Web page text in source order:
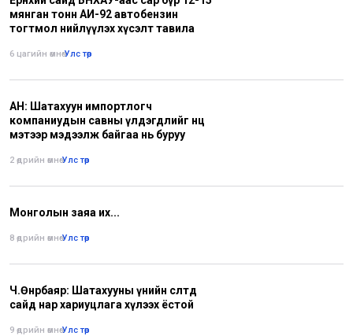
мянган тонн АИ-92 автобензин
тогтмол нийлүүлэх хүсэлт тавила
6 цагийн өмнө•Улс төр
АН: Шатахуун импортлогч
компаниудын савны үлдэгдлийг нөөц
мэтээр мэдээлж байгаа нь буруу
2 өдрийн өмнө•Улс төр
Монголын заяа их...
8 өдрийн өмнө•Улс төр
Ч.Өнөрбаяр: Шатахууны үнийн өсөлтөд
сайд нар хариуцлага хүлээх ёстой
9 өдрийн өмнө•Улс төр